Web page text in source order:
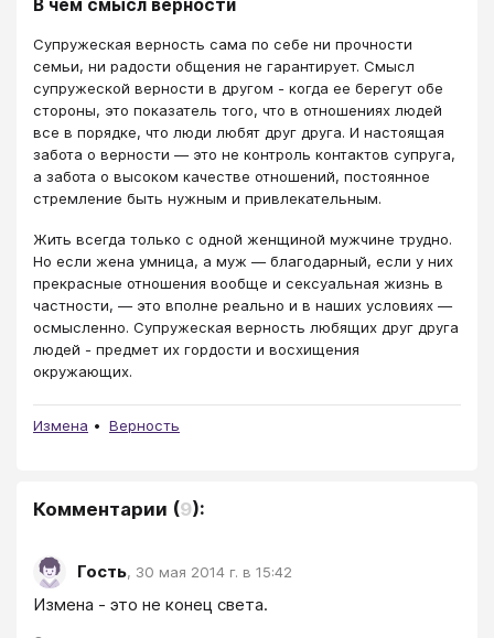
В чем смысл верности
Супружеская верность сама по себе ни прочности
семьи, ни радости общения не гарантирует. Смысл
супружеской верности в другом - когда ее берегут обе
стороны, это показатель того, что в отношениях людей
все в порядке, что люди любят друг друга. И настоящая
забота о верности — это не контроль контактов супруга,
а забота о высоком качестве отношений, постоянное
стремление быть нужным и привлекательным.
Жить всегда только с одной женщиной мужчине трудно.
Но если жена умница, а муж — благодарный, если у них
прекрасные отношения вообще и сексуальная жизнь в
частности, — это вполне реально и в наших условиях —
осмысленно. Супружеская верность любящих друг друга
людей - предмет их гордости и восхищения
окружающих.
Измена Верность
Комментарии (9):
Гость, 30 мая 2014 г. в 15:42
Измена - это не конец света.